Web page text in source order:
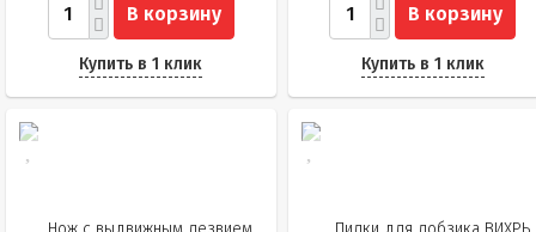
В корзину
Купить в 1 клик
В корзину
Купить в 1 клик